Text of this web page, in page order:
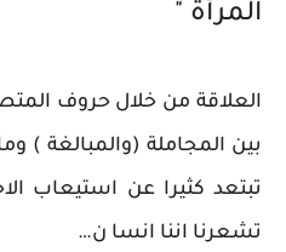
المرأة "
العلاقة من خلال حروف
بين المجاملة (والمبالغة )
تبتعد كثيرا عن استيعاب
تشعرنا اننا انسا ن…